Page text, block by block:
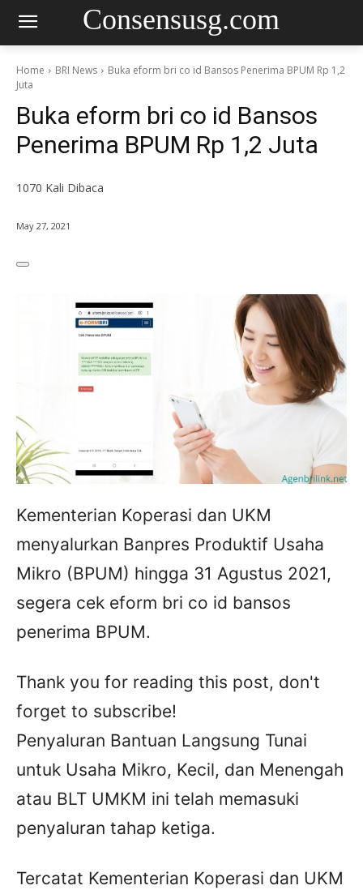
Consensusg.com
Home BRI News
Buka eform bri co id Bansos Penerima BPUM Rp 1,2
Juta
Buka eform bri co id Bansos
Penerima BPUM Rp 1,2 Juta
1070 Kali Dibaca
May 27, 2021
Kementerian Koperasi dan UKM
menyalurkan Banpres Produktif Usaha
Mikro (BPUM) hingga 31 Agustus 2021,
segera cek eform bri co id bansos
penerima BPUM.
Thank you for reading this post, don't
forget to subscribe!
Penyaluran Bantuan Langsung Tunai
untuk Usaha Mikro, Kecil, dan Menengah
atau BLT UMKM ini telah memasuki
penyaluran tahap ketiga.
Tercatat Kementerian Koperasi dan UKM